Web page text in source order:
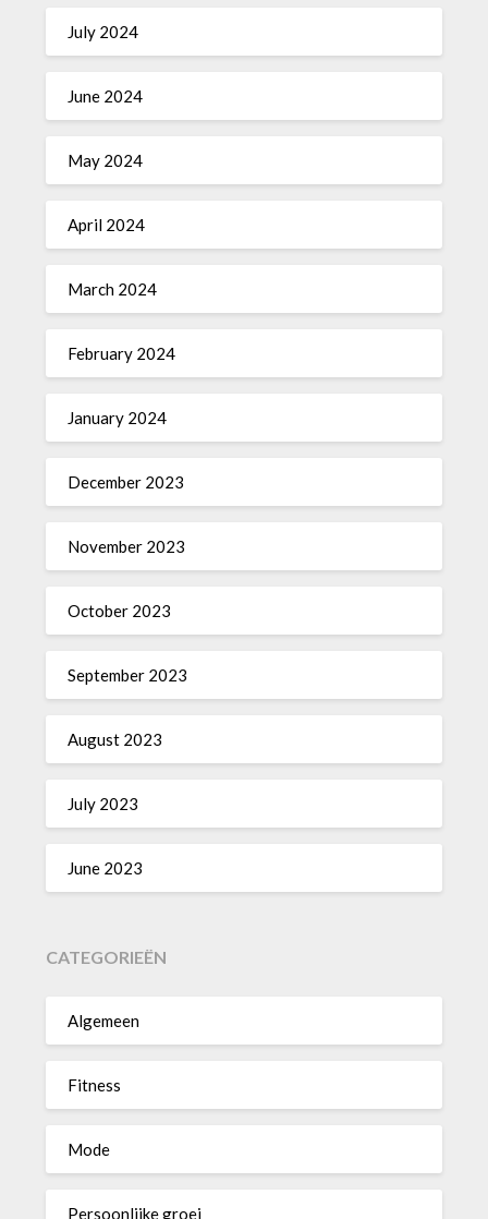
July 2024
June 2024
May 2024
April 2024
March 2024
February 2024
January 2024
December 2023
November 2023
October 2023
September 2023
August 2023
July 2023
June 2023
CATEGORIEËN
Algemeen
Fitness
Mode
Persoonlijke groei